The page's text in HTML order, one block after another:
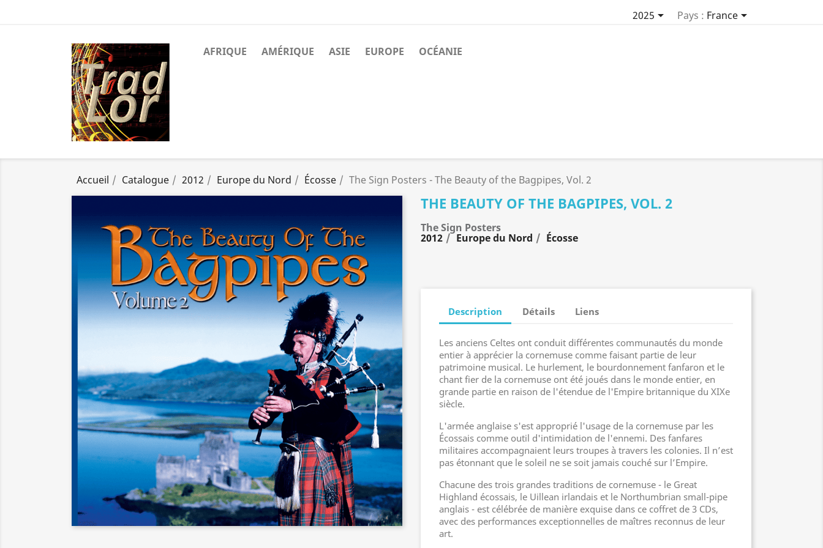
2025 Pays : France
AFRIQUE AMÉRIQUE ASIE EUROPE OCÉANIE
Accueil Catalogue 2012 Europe du Nord Écosse The Sign Posters - The Beauty of the Bagpipes, Vol. 2
THE BEAUTY OF THE BAGPIPES, VOL. 2
The Sign Posters
2012 Europe du Nord Écosse
Description Détails Liens
Les anciens Celtes ont conduit différentes communautés du monde
entier à apprécier la cornemuse comme faisant partie de leur
patrimoine musical. Le hurlement, le bourdonnement fanfaron et le
chant fier de la cornemuse ont été joués dans le monde entier, en
grande partie en raison de l'étendue de l'Empire britannique du XIXe
siècle.
L'armée anglaise s'est approprié l'usage de la cornemuse par les
Écossais comme outil d'intimidation de l'ennemi. Des fanfares
militaires accompagnaient leurs troupes à travers les colonies. Il n’est
pas étonnant que le soleil ne se soit jamais couché sur l’Empire.
Chacune des trois grandes traditions de cornemuse - le Great
Highland écossais, le Uillean irlandais et le Northumbrian small-pipe
anglais - est célébrée de manière exquise dans ce coffret de 3 CDs,
avec des performances exceptionnelles de maîtres reconnus de leur
art.